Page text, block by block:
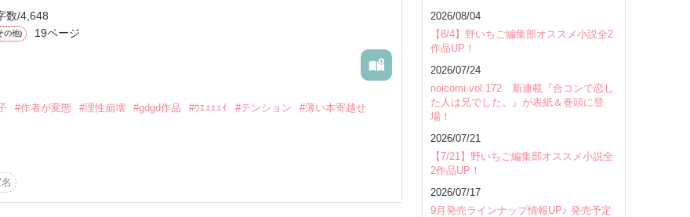
数/4,648
の他) 19ページ
#作者が変態 #理性崩壊 #gdgd作品 #ｳｴｪｪｪｲ #テンション #薄い本寄越せ
2026/08/04
【8/4】野いちご編集部オススメ小説全2
作品UP！
2026/07/24
noicomi vol.172 新連載『合コンで恋し
た人は兄でした。』が表紙＆巻頭に登
場！
2026/07/21
【7/21】野いちご編集部オススメ小説全
2作品UP！
2026/07/17
9月発売ラインナップ情報UP♪ 発売予定